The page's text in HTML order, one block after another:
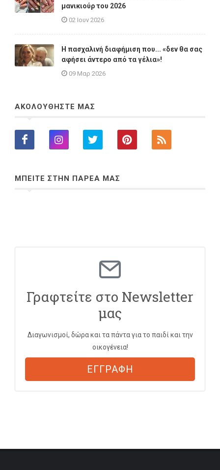
μανικιούρ του 2026
02 Ιουν 2026
Η πασχαλινή διαφήμιση που... «δεν θα σας
αφήσει άντερο από τα γέλια»!
09 Μαρ 2026
ΑΚΟΛΟΥΘΗΣΤΕ ΜΑΣ
ΜΠΕΙΤΕ ΣΤΗΝ ΠΑΡΕΑ ΜΑΣ
Γραφτείτε στο Newsletter
μας
Διαγωνισμοί, δώρα και τα πάντα για το παιδί και την
οικογένεια!
ΕΓΓΡΑΦΗ